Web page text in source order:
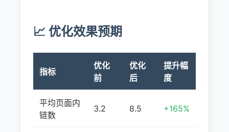
📈 优化效果预期
指标
优化
前
优化
后
提升幅
度
平均页面内
链数
3.2 8.5 +165%